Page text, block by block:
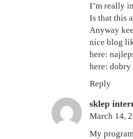
I’m really
Is that this
Anyway
nice blog
here:
here: dobry
Reply
sklep
March 14,
My